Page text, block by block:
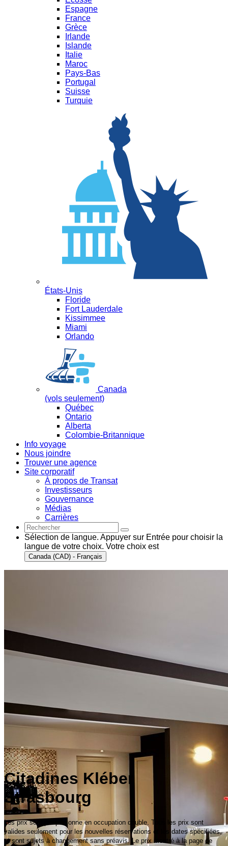
Espagne
France
Grèce
Irlande
Islande
Italie
Maroc
Pays-Bas
Portugal
Suisse
Turquie
États-Unis
Floride
Fort Lauderdale
Kissimmee
Miami
Orlando
Canada
(vols seulement)
Québec
Ontario
Alberta
Colombie-Britannique
Info voyage
Nous joindre
Trouver une agence
Site corporatif
À propos de Transat
Investisseurs
Gouvernance
Médias
Carrières
Sélection de langue. Appuyer sur Entrée pour choisir la
langue de votre choix. Votre choix est
Canada (CAD) - Français
Citadines Kléber
Strasbourg
Les prix sont par personne en occupation double. Tous les prix sont
valides seulement pour les nouvelles réservations et les dates spécifiées,
et sont sujets à changement sans préavis. Le prix montré à la page de